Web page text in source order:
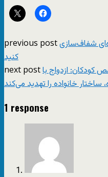
previous postشفاف‌سازی
کنید
next postکودکان: ازدواج با
ساختار خانواده را تهدید می‌کند
1 response